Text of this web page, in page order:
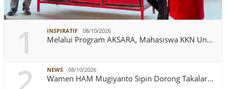
1 INSPIRATIF 08/10/2026
Melalui Program AKSARA, Mahasiswa KKN Un…
NEWS 08/10/2026
Wamen HAM Mugiyanto Sipin Dorong Takalar…